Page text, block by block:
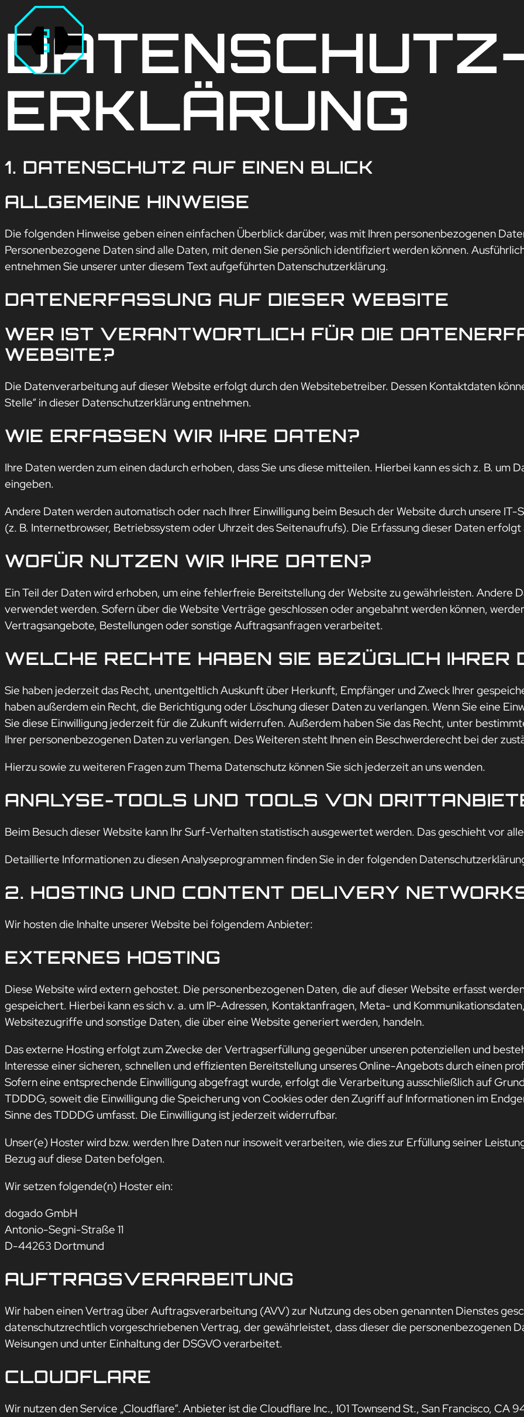
Zum
Inhalt
springen
ERKLÄRUNG
1. DATENSCHUTZ AUF EINEN BLICK
ALLGEMEINE HINWEISE
Die folgenden Hinweise geben einen einfachen Überblick darüber, was mit Ihren personenbezogenen
Personenbezogene Daten sind alle Daten, mit denen Sie persönlich identifiziert werden können.
entnehmen Sie unserer unter diesem Text aufgeführten Datenschutzerklärung.
DATENERFASSUNG AUF DIESER WEBSITE
WER IST VERANTWORTLICH FÜR DIE
WEBSITE?
Die Datenverarbeitung auf dieser Website erfolgt durch den Websitebetreiber. Dessen Kontaktdaten
Stelle“ in dieser Datenschutzerklärung entnehmen.
WIE ERFASSEN WIR IHRE DATEN?
Ihre Daten werden zum einen dadurch erhoben, dass Sie uns diese mitteilen. Hierbei kann es sich z. B. um
eingeben.
Andere Daten werden automatisch oder nach Ihrer Einwilligung beim Besuch der Website durch unsere
(z. B. Internetbrowser, Betriebssystem oder Uhrzeit des Seitenaufrufs). Die Erfassung dieser Daten
WOFÜR NUTZEN WIR IHRE DATEN?
Ein Teil der Daten wird erhoben, um eine fehlerfreie Bereitstellung der Website zu gewährleisten. Andere
verwendet werden. Sofern über die Website Verträge geschlossen oder angebahnt werden können,
Vertragsangebote, Bestellungen oder sonstige Auftragsanfragen verarbeitet.
WELCHE RECHTE HABEN SIE BEZÜGLICH IHRER
Sie haben jederzeit das Recht, unentgeltlich Auskunft über Herkunft, Empfänger und Zweck Ihrer
haben außerdem ein Recht, die Berichtigung oder Löschung dieser Daten zu verlangen. Wenn Sie eine
Sie diese Einwilligung jederzeit für die Zukunft widerrufen. Außerdem haben Sie das Recht, unter
Ihrer personenbezogenen Daten zu verlangen. Des Weiteren steht Ihnen ein Beschwerderecht bei der
Hierzu sowie zu weiteren Fragen zum Thema Datenschutz können Sie sich jederzeit an uns wenden.
ANALYSE-TOOLS UND TOOLS VON
Beim Besuch dieser Website kann Ihr Surf-Verhalten statistisch ausgewertet werden. Das geschieht vor
Detaillierte Informationen zu diesen Analyseprogrammen finden Sie in der folgenden
2. HOSTING UND CONTENT DELIVERY
Wir hosten die Inhalte unserer Website bei folgendem Anbieter:
EXTERNES HOSTING
Diese Website wird extern gehostet. Die personenbezogenen Daten, die auf dieser Website erfasst
gespeichert. Hierbei kann es sich v. a. um IP-Adressen, Kontaktanfragen, Meta- und
Websitezugriffe und sonstige Daten, die über eine Website generiert werden, handeln.
Das externe Hosting erfolgt zum Zwecke der Vertragserfüllung gegenüber unseren potenziellen und
Interesse einer sicheren, schnellen und effizienten Bereitstellung unseres Online-Angebots durch einen
Sofern eine entsprechende Einwilligung abgefragt wurde, erfolgt die Verarbeitung ausschließlich auf
TDDDG, soweit die Einwilligung die Speicherung von Cookies oder den Zugriff auf Informationen im
Sinne des TDDDG umfasst. Die Einwilligung ist jederzeit widerrufbar.
Unser(e) Hoster wird bzw. werden Ihre Daten nur insoweit verarbeiten, wie dies zur Erfüllung seiner
Bezug auf diese Daten befolgen.
Wir setzen folgende(n) Hoster ein:
dogado GmbH
Antonio-Segni-Straße 11
D-44263 Dortmund
AUFTRAGSVERARBEITUNG
Wir haben einen Vertrag über Auftragsverarbeitung (AVV) zur Nutzung des oben genannten Dienstes
datenschutzrechtlich vorgeschriebenen Vertrag, der gewährleistet, dass dieser die personenbezogenen
Weisungen und unter Einhaltung der DSGVO verarbeitet.
CLOUDFLARE
Wir nutzen den Service „Cloudflare“. Anbieter ist die Cloudflare Inc., 101 Townsend St., San Francisco, CA